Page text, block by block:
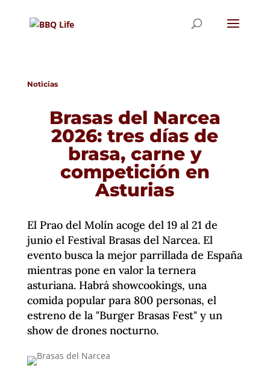
Noticias
Brasas del Narcea
2026: tres días de
brasa, carne y
competición en
Asturias
El Prao del Molín acoge del 19 al 21 de
junio el Festival Brasas del Narcea. El
evento busca la mejor parrillada de España
mientras pone en valor la ternera
asturiana. Habrá showcookings, una
comida popular para 800 personas, el
estreno de la "Burger Brasas Fest" y un
show de drones nocturno.